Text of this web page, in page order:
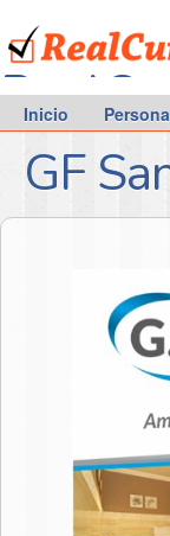
Inicio
GF